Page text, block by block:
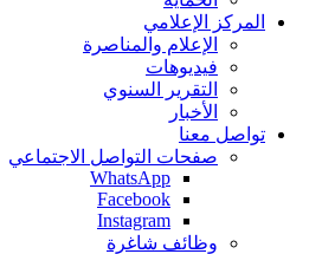
المركز الإعلامي
الإعلام والمناصرة
فيديوهات
التقرير السنوي
الأخبار
تواصل معنا
صفحات التواصل الاجتماعي
WhatsApp
Facebook
Instagram
وظائف شاغرة